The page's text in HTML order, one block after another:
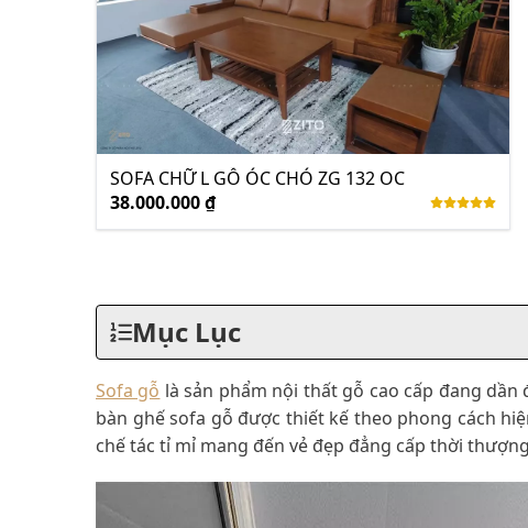
SOFA CHỮ L GỖ ÓC CHÓ ZG 132 OC
38.000.000 ₫
Mục Lục
Sofa gỗ là sản phẩm nội thất gỗ cao cấp đang
bàn ghế sofa gỗ được thiết kế theo phong cách
chế tác tỉ mỉ mang đến vẻ đẹp đẳng cấp thời